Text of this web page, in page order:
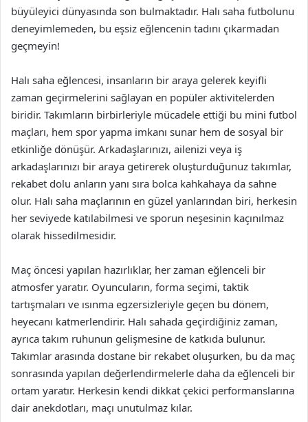
büyüleyici dünyasında son bulmaktadır. Halı saha futbolunu
deneyimlemeden, bu eşsiz eğlencenin tadını çıkarmadan
geçmeyin!
Halı saha eğlencesi, insanların bir araya gelerek keyifli
zaman geçirmelerini sağlayan en popüler aktivitelerden
biridir. Takımların birbirleriyle mücadele ettiği bu mini futbol
maçları, hem spor yapma imkanı sunar hem de sosyal bir
etkinliğe dönüşür. Arkadaşlarınızı, ailenizi veya iş
arkadaşlarınızı bir araya getirerek oluşturduğunuz takımlar,
rekabet dolu anların yanı sıra bolca kahkahaya da sahne
olur. Halı saha maçlarının en güzel yanlarından biri, herkesin
her seviyede katılabilmesi ve sporun neşesinin kaçınılmaz
olarak hissedilmesidir.
Maç öncesi yapılan hazırlıklar, her zaman eğlenceli bir
atmosfer yaratır. Oyuncuların, forma seçimi, taktik
tartışmaları ve ısınma egzersizleriyle geçen bu dönem,
heyecanı katmerlendirir. Halı sahada geçirdiğiniz zaman,
ayrıca takım ruhunun gelişmesine de katkıda bulunur.
Takımlar arasında dostane bir rekabet oluşurken, bu da maç
sonrasında yapılan değerlendirmelerle daha da eğlenceli bir
ortam yaratır. Herkesin kendi dikkat çekici performanslarına
dair anekdotları, maçı unutulmaz kılar.